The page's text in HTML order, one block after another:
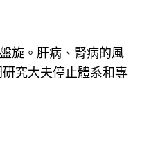
旋。肝病、腎病的風
究大夫停止體系和專